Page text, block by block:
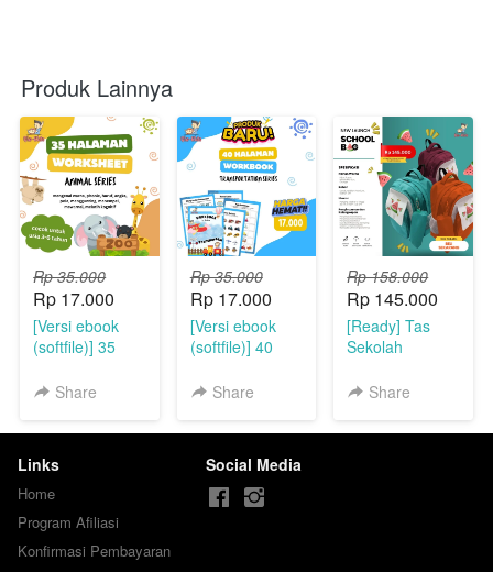
Produk Lainnya
Rp 35.000
Rp 17.000
[Versi ebook
(softfile)] 35
Worksheet
Share
Rp 35.000
Rp 17.000
[Versi ebook
(softfile)] 40
Worksheet
Series
Share
Rp 158.000
Rp 145.000
[Ready] Tas
Sekolah
Semangka
Raincoat +
Share
Links
Home
Program Afiliasi
Konfirmasi Pembayaran
Social Media